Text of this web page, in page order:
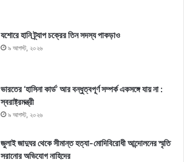
যশোরে হানি ট্র্যাপ চক্রের তিন সদস্য পাকড়াও
৯ আগস্ট, ২০২৬
ভারতের ‘হাসিনা কার্ড’ আর বন্ধুত্বপূর্ণ সম্পর্ক একসঙ্গে যায় না :
স্বরাষ্ট্রমন্ত্রী
৯ আগস্ট, ২০২৬
জুলাই জাদুঘর থেকে সীমান্ত হত্যা-মোদিবিরোধী আন্দোলনের স্মৃতি
সরানোর অভিযোগ নাহিদের